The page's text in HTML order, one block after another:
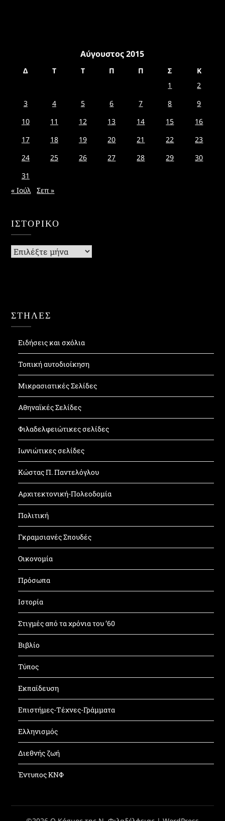
Αύγουστος 2015
Δ Τ Τ Π Π Σ
Κ
1
2
3
4 5 6 7 8
9
10
11 12 13 14 15
16
17
18 19 20 21 22
23
24
25 26 27 28 29
30
31
« Ιούλ
Σεπ »
ΙΣΤΟΡΙΚΌ
Ιστορικό
ΣΤΗΛΕΣ
Ειδήσεις και σχόλια
Τοπική αυτοδιοίκηση
Μικρασιατικές Σελίδες
Αθηναϊκές Σελίδες
Φιλαδελφειώτικες σελίδες
Ιωνιώτικες σελίδες
Κώστας Π. Παντελόγλου
Αρχιτεκτονική-Πολεοδομία
Πολιτική
Γκραμσιανές Σπουδές
Οικονομία
Πρόσωπα
Ιστορία
Στιγμές από τα χρόνια του ’60
Βιβλίο
Τύπος
Εκπαίδευση
Επιστήμες-Τέχνες-Γράμματα
Ελληνισμός
Διεθνής ζωή
Έντυπος ΚΝΦ